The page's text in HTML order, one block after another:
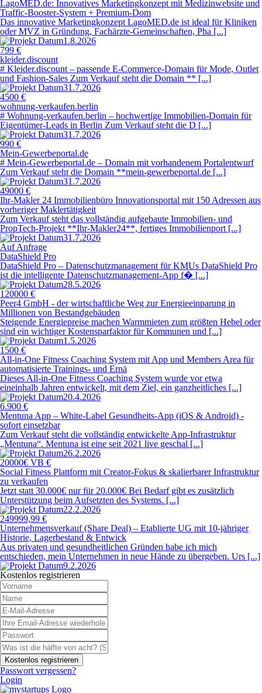
LagoMED.de: Innovatives Marketingkonzept mit Medizinwebsite und
Traffic-Booster-System + Premium-Dom
Das innovative Marketingkonzept LagoMED.de ist ideal für Kliniken
oder MVZ in Gründung, Fachärzte-Gemeinschaften, Pha [...]
1.8.2026
799 €
kleider.discount
# Kleider.discount – passende E-Commerce-Domain für Mode, Outlet
und Fashion-Sales Zum Verkauf steht die Domain ** [...]
31.7.2026
4500 €
wohnung-verkaufen.berlin
# Wohnung-verkaufen.berlin – hochwertige Immobilien-Domain für
Eigentümer-Leads in Berlin Zum Verkauf steht die D [...]
31.7.2026
990 €
Mein-Gewerbeportal.de
# Mein-Gewerbeportal.de – Domain mit vorhandenem Portalentwurf
Zum Verkauf steht die Domain **mein-gewerbeportal.de [...]
31.7.2026
49000 €
Ihr-Makler 24 Immobilienbüro Innovationsportal mit 150 Adressen aus
vorheriger Maklertätigkeit
Zum Verkauf steht das vollständig aufgebaute Immobilien- und
PropTech-Projekt **Ihr-Makler24**, fertiges Immobilienport [...]
31.7.2026
Auf Anfrage
DataShield Pro
DataShield Pro – Datenschutzmanagement für KMUs DataShield Pro
ist die intelligente Datenschutzmanagement-App f� [...]
28.5.2026
120000 €
Peer4 GmbH - der wirtschaftliche Weg zur Energieeinparung in
Millionen von Bestandgebäuden
Steigende Energiepreise machen Warmmieten zum größten Hebel oder
sind ein wichtiger Kostensparfaktor für Kommunen und [...]
1.5.2026
1500 €
All-in-One Fitness Coaching System mit App und Members Area für
automatisierte Trainings- und Ernä
Dieses All-in-One Fitness Coaching System wurde vor etwa
eineinhalb Jahren entwickelt, mit dem Ziel, ein ganzheitliches [...]
20.4.2026
6.900 €
Mentuna App – White-Label Gesundheits-App (iOS & Android) -
sofort einsetzbar
Zum Verkauf steht die vollständig entwickelte App-Infrastruktur
„Mentuna“. Mentuna ist eine seit 2021 live geschal [...]
26.2.2026
20000€ VB €
Social Fitness Plattform mit Creator-Fokus & skalierbarer Infrastruktur
zu verkaufen
Jetzt statt 30.000€ nur für 20.000€ Bei Bedarf gibt es zusätzlich
Unterstützung beim Aufsetzten des Systems. [...]
22.2.2026
249999,99 €
Unternehmensverkauf (Share Deal) – Etablierte UG mit 10-jähriger
Historie, Lagerbestand & Entwick
Aus privaten und gesundheitlichen Gründen habe ich mich
entschieden, mein Unternehmen in neue Hände zu übergeben. Urs [...]
9.2.2026
Kostenlos registrieren
Passwort vergessen?
Login